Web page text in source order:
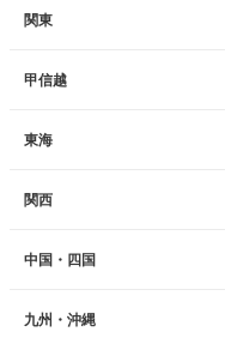
関東
甲信越
東海
関西
中国・四国
九州・沖縄